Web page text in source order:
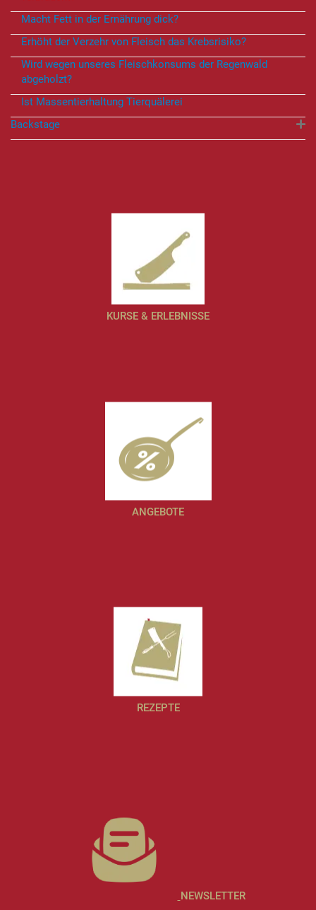
Macht Fett in der Ernährung dick?
Erhöht der Verzehr von Fleisch das Krebsrisiko?
Wird wegen unseres Fleischkonsums der Regenwald
abgeholzt?
Ist Massentierhaltung Tierquälerei
Backstage
KURSE & ERLEBNISSE
ANGEBOTE
REZEPTE
NEWSLETTER